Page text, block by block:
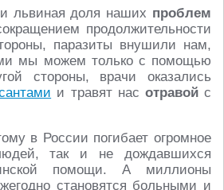
львиная доля наших проблем
продолжительности
паразиты внушили нам,
мы можем только с помощью
стороны, врачи оказались
и травят нас отравойс
в России погибает огромное
так и не дождавшихся
помощи. А миллионы
становятся больными и